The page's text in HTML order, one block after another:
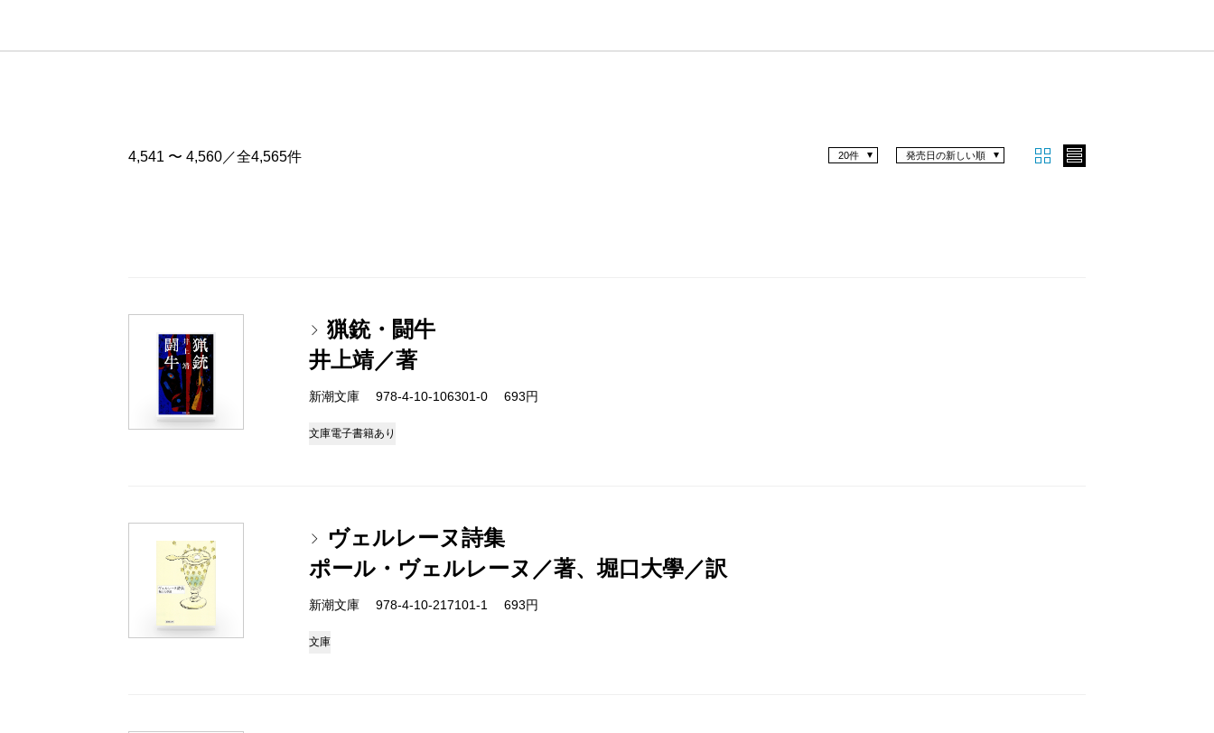
4,541 〜 4,560／全4,565件 発売日の新しい順
20件
猟銃・闘牛
井上靖／著
新潮文庫 978-4-10-106301-0 693円
文庫電子書籍あり
ヴェルレーヌ詩集
ポール・ヴェルレーヌ／著、堀口大學／訳
新潮文庫 978-4-10-217101-1 693円
文庫